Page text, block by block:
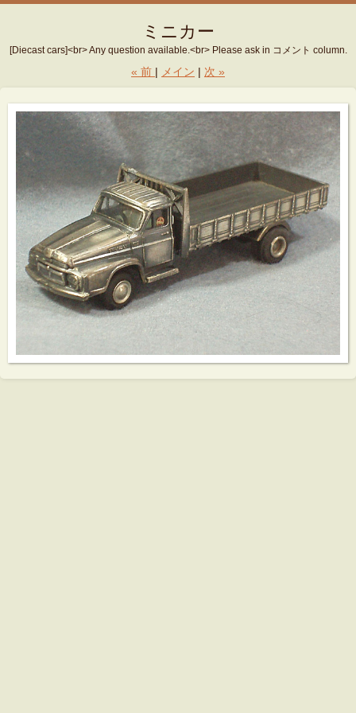
ミニカー
[Diecast cars]<br> Any question available.<br> Please ask in コメント column.
« 前 メイン 次 »